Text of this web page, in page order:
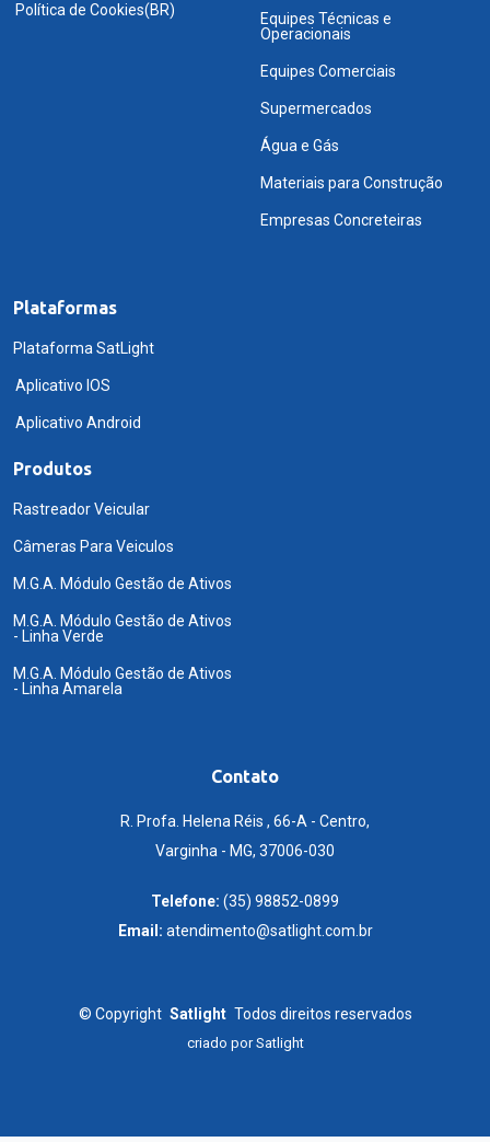
Política de Cookies(BR)
Equipes Técnicas e
Operacionais
Equipes Comerciais
Supermercados
Água e Gás
Materiais para Construção
Empresas Concreteiras
Plataformas
Plataforma SatLight
Aplicativo IOS
Aplicativo Android
Produtos
Rastreador Veicular
Câmeras Para Veiculos
M.G.A. Módulo Gestão de Ativos
M.G.A. Módulo Gestão de Ativos
- Linha Verde
M.G.A. Módulo Gestão de Ativos
- Linha Amarela
Contato
R. Profa. Helena Réis , 66-A - Centro,
Varginha - MG, 37006-030
Telefone: (35) 98852-0899
Email: atendimento@satlight.com.br
© Copyright Satlight Todos direitos reservados
criado porSatlight